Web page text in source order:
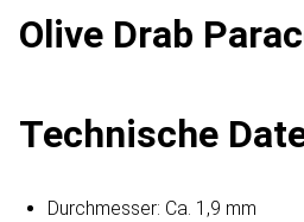
Olive Drab
Technische
Durchmesser: Ca. 1,9 mm